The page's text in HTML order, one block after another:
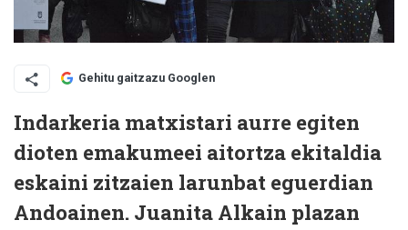
Gehitu gaitzazu Googlen
Indarkeria matxistari aurre egiten
dioten emakumeei aitortza ekitaldia
eskaini zitzaien larunbat eguerdian
Andoainen. Juanita Alkain plazan